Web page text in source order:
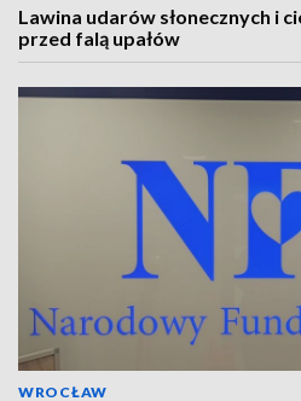
Lawina udarów słonecznych i
przed falą upałów
WROCŁAW